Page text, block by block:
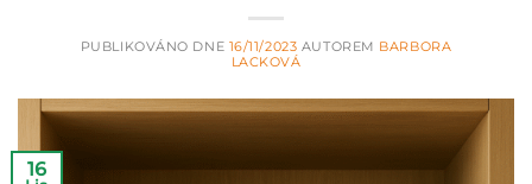
PUBLIKOVÁNO DNE 16/11/2023 AUTOREM BARBORA
LACKOVÁ
16